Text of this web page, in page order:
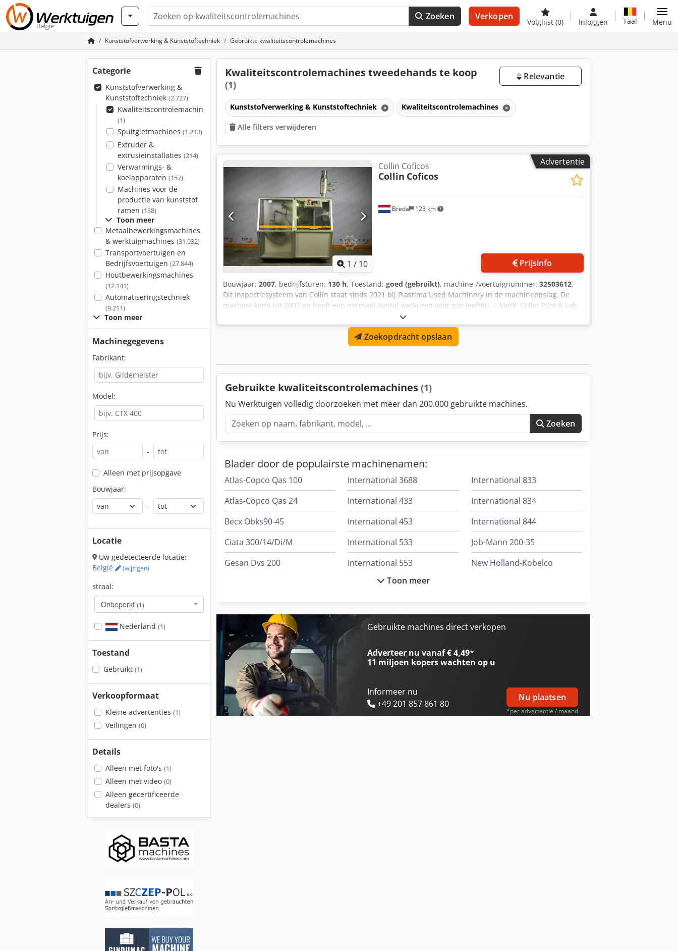
België
Zoeken Verkopen
Volglijst (0) Inloggen Taal Menu
Kunststofverwerking & Kunststoftechniek Gebruikte kwaliteitscontrolemachines
Categorie
Kunststofverwerking &
Kunststoftechniek (2.727)
Kwaliteitscontrolemachines
(1)
Spuitgietmachines (1.213)
Extruder &
extrusieinstallaties (214)
Verwarmings- &
koelapparaten (157)
Machines voor de
productie van kunststof
ramen (138)
Toon meer
Metaalbewerkingsmachines
& werktuigmachines (31.932)
Transportvoertuigen en
Bedrijfsvoertuigen (27.844)
Houtbewerkingsmachines
(12.141)
Automatiseringstechniek
(9.211)
Toon meer
Machinegegevens
Fabrikant:
Model:
Prijs:
-
Alleen met prijsopgave
Bouwjaar:
-
Locatie
Uw gedetecteerde locatie:
België
(wijzigen)
straal:
Onbeperkt (1)
Nederland (1)
Toestand
Gebruikt (1)
Verkoopformaat
Kleine advertenties (1)
Veilingen (0)
Details
Alleen met foto's (1)
Alleen met video (0)
Alleen gecertificeerde
dealers (0)
Kwaliteitscontrolemachines tweedehands te koop
(1)
Relevantie
Kunststofverwerking & Kunststoftechniek Kwaliteitscontrolemachines
Alle filters verwijderen
Advertentie
1 / 10
Breda 123 km
Collin Coficos
Collin Coficos
Prijsinfo
Bouwjaar: 2007, bedrijfsturen: 130 h, Toestand: goed (gebruikt), machine-/voertuignummer: 32503612,
Dit inspectiesysteem van Collin staat sinds 2021 bij Plastima Used Machinery in de machineopslag. De
machine komt uit 2007 en heeft een normaal aantal werkuren voor zijn leeftijd. – Merk: Collin Pilot & Lab
Solutions Cedpfx Asld Ukpjmrsha – Model: Coficos AIS – Bouwjaar: 2007
Zoekopdracht opslaan
Gebruikte kwaliteitscontrolemachines (1)
Nu Werktuigen volledig doorzoeken met meer dan 200.000 gebruikte machines.
Zoeken
Blader door de populairste machinenamen:
Atlas-Copco Qas 100
Atlas-Copco Qas 24
Becx Obks90-45
Ciata 300/14/Di/M
Gesan Dvs 200
International 1455
International 353
International 3688
International 433
International 453
International 533
International 553
International 554
International 654
International 833
International 834
International 844
Job-Mann 200-35
New Holland-Kobelco
Toon meer
Gebruikte machines direct verkopen
Adverteer nu vanaf € 4,49*
11 miljoen koperswachten op u
Informeer nu
+49 201 857 861 80
Nu plaatsen
*per advertentie / maand